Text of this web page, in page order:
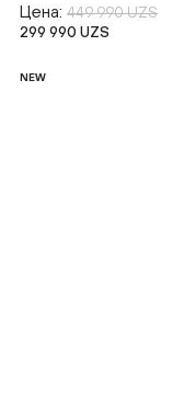
Цена: 449 990 UZS
299 990 UZS
NEW